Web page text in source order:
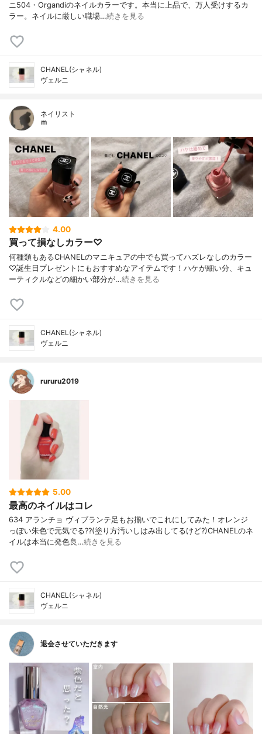
ニ504・Organdiのネイルカラーです。本当に上品で、万人受けするカ
ラー。ネイルに厳しい職場…続きを見る
CHANEL(シャネル)
ヴェルニ
ネイリスト
ｍ
4.00
買って損なしカラー♡
何種類もあるCHANELのマニキュアの中でも買ってハズレなしのカラー
♡誕生日プレゼントにもおすすめなアイテムです！ハケが細い分、キュ
ーティクルなどの細かい部分が…続きを見る
CHANEL(シャネル)
ヴェルニ
rururu2019
5.00
最高のネイルはコレ
634 アランチョ ヴィブランテ足もお揃いでこれにしてみた！オレンジ
っぽい朱色で元気でる??(塗り方汚いしはみ出してるけど?)CHANELのネ
イルは本当に発色良…続きを見る
CHANEL(シャネル)
ヴェルニ
退会させていただきます